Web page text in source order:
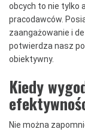
obcych to nie tylko
pracodawców.
zaangażowanie i
potwierdza nasz
obiektywny.
Kiedy
Nie można